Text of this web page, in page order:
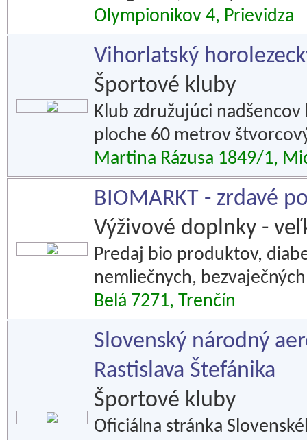
Olympionikov 4, Prievidza
Vihorlatský
Športové kluby
Klub združujúci nadšencov
ploche 60 metrov
Martina Rázusa 1849/1,
BIOMARKT - zrdavé
Výživové doplnky -
Predaj bio produktov,
nemliečnych,
Belá 7271, Trenčín
Slovenský národný
Rastislava Štefánika
Športové kluby
Oficiálna stránka